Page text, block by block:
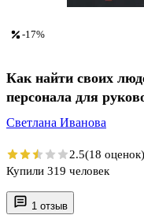
1 отзыв
-17%
Как найти своих
персонала для
Светлана Иванова
2.5(18 оценок)
Купили 319 человек